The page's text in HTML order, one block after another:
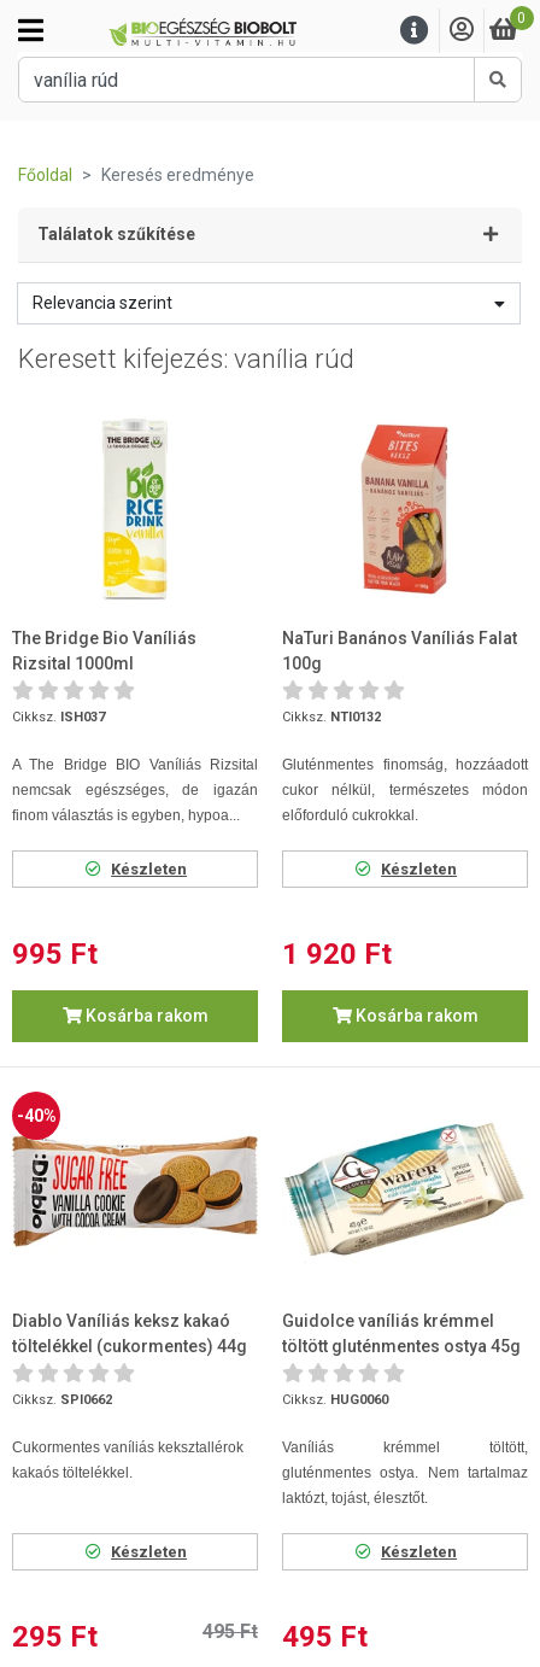
0
Főoldal Keresés eredménye
Találatok szűkítése
Relevancia szerint
Keresett kifejezés: vanília rúd
The Bridge Bio Vaníliás
Rizsital 1000ml
Cikksz. ISH037
A The Bridge BIO Vaníliás Rizsital
nemcsak egészséges, de igazán
finom választás is egyben, hypoa...
Készleten
995 Ft
Kosárba rakom
NaTuri Banános Vaníliás Falat
100g
Cikksz. NTI0132
Gluténmentes finomság, hozzáadott
cukor nélkül, természetes módon
előforduló cukrokkal.
Készleten
1 920 Ft
Kosárba rakom
-40%
Diablo Vaníliás keksz kakaó
töltelékkel (cukormentes) 44g
Cikksz. SPI0662
Cukormentes vaníliás keksztallérok
kakaós töltelékkel.
Készleten
295 Ft 495 Ft
Guidolce vaníliás krémmel
töltött gluténmentes ostya 45g
Cikksz. HUG0060
Vaníliás krémmel töltött,
gluténmentes ostya. Nem tartalmaz
laktózt, tojást, élesztőt.
Készleten
495 Ft